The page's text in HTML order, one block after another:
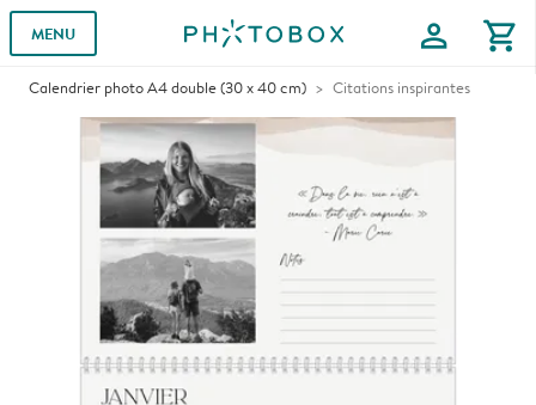
MENU profile shopping_cart
Calendrier photo A4 double (30 x 40 cm) Citations inspirantes